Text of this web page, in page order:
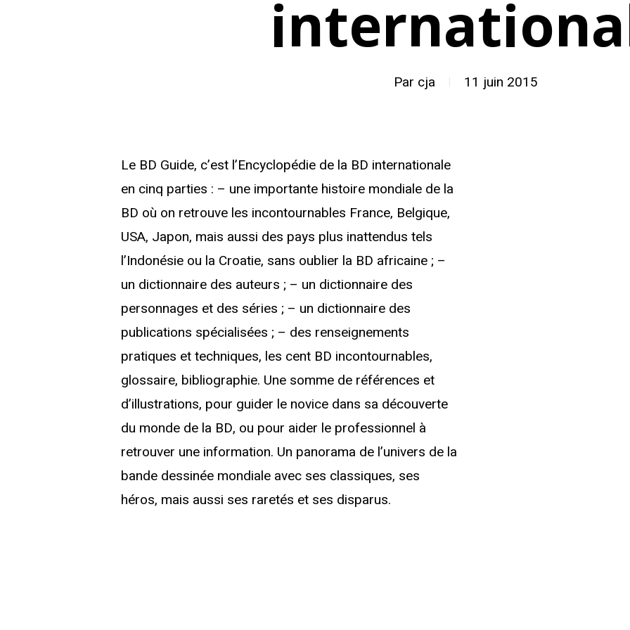
Par cja 11 juin 2015
Le BD Guide, c’est l’Encyclopédie de la BD internationale
en cinq parties : – une importante histoire mondiale de la
BD où on retrouve les incontournables France, Belgique,
USA, Japon, mais aussi des pays plus inattendus tels
l’Indonésie ou la Croatie, sans oublier la BD africaine ; –
un dictionnaire des auteurs ; – un dictionnaire des
personnages et des séries ; – un dictionnaire des
publications spécialisées ; – des renseignements
pratiques et techniques, les cent BD incontournables,
glossaire, bibliographie. Une somme de références et
d’illustrations, pour guider le novice dans sa découverte
du monde de la BD, ou pour aider le professionnel à
retrouver une information. Un panorama de l’univers de la
bande dessinée mondiale avec ses classiques, ses
héros, mais aussi ses raretés et ses disparus.